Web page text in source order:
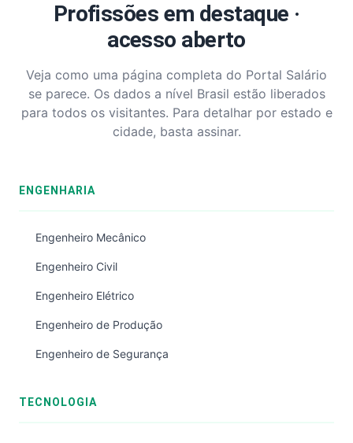
Profissões em destaque ·
acesso aberto
Veja como uma página completa do Portal Salário
se parece. Os dados a nível Brasil estão liberados
para todos os visitantes. Para detalhar por estado e
cidade, basta assinar.
ENGENHARIA
Engenheiro Mecânico
Engenheiro Civil
Engenheiro Elétrico
Engenheiro de Produção
Engenheiro de Segurança
TECNOLOGIA